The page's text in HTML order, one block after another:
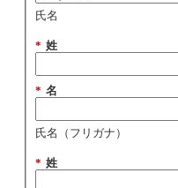
氏名
* 姓
* 名
氏名（フリガナ）
* 姓